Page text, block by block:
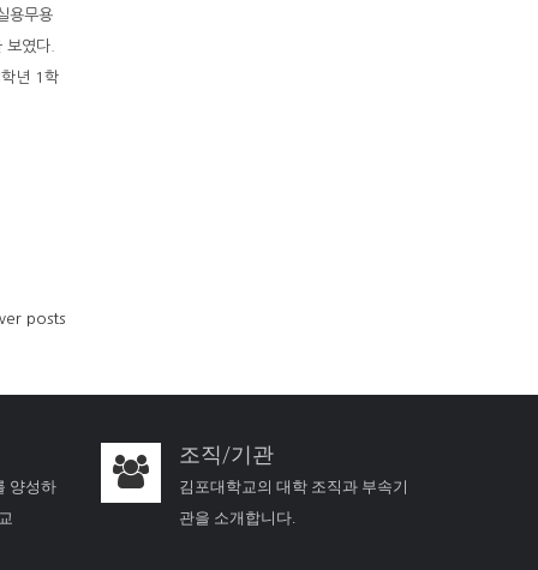
용무용
였다.
년 1학
posts
양성하
조직/기관
김포대학교의 대학 조직과 부속기
관을 소개합니다.